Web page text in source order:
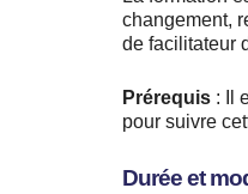
changement,
de facilitateur
Prérequis : Il
pour suivre
Durée et